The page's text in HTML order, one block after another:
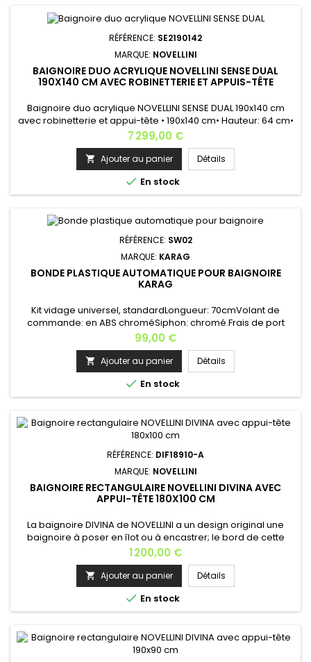
RÉFÉRENCE: SE2190142
MARQUE: NOVELLINI
BAIGNOIRE DUO ACRYLIQUE NOVELLINI SENSE DUAL
190X140 CM AVEC ROBINETTERIE ET APPUIS-TÊTE
Baignoire duo acrylique NOVELLINI SENSE DUAL 190x140 cm
avec robinetterie et appui-tête • 190x140 cm• Hauteur: 64 cm•
Capacité: 430 litres Caractéristiques: • Installation: à poser, à
encastrer• Forme: rectangulaire• Style: contemporain•
Matière de la baignoire: acrylique• Couleur de la coque de la
baignoire: blanc• Baignoire à deux places• Vidage...
Prix
7 299,00 €
 Ajouter au panier Détails
 En stock
RÉFÉRENCE: SW02
MARQUE: KARAG
BONDE PLASTIQUE AUTOMATIQUE POUR BAIGNOIRE
KARAG
Kit vidage universel, standardLongueur: 70cmVolant de
commande: en ABS chroméSiphon: chromé.Frais de port
offert si achat d'une baignoire KARAG Fabrication
Européenne.
Prix
99,00 €
 Ajouter au panier Détails
 En stock
RÉFÉRENCE: DIF18910-A
MARQUE: NOVELLINI
BAIGNOIRE RECTANGULAIRE NOVELLINI DIVINA AVEC
APPUI-TÊTE 180X100 CM
La baignoire DIVINA de NOVELLINI a un design original une
baignoire à poser en îlot ou à encastrer; le bord de cette
baignoire est incliné simplement afin de faciliter
l’écoulement de l’eau.Le système de vidage automatique et
le repose-tête sont fournis. Caractéristiques:• 180x100 cm /
430 L• Hauteur: 63 cm• Installation: à poser, à encastrer•
Matière:...
Prix
1 200,00 €
 Ajouter au panier Détails
 En stock